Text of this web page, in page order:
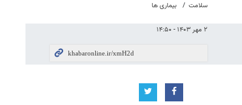
سلامت بیماری ها
۲ مهر ۱۴۰۳ - ۱۴:۵۰